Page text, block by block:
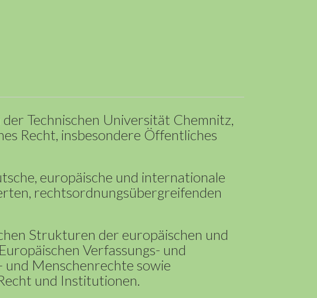
Technischen Universität Chemnitz,
Recht, insbesondere Öffentliches
europäische und internationale
rechtsordnungsübergreifenden
Strukturen der europäischen und
Verfassungs- und
Menschenrechte sowie
und Institutionen.